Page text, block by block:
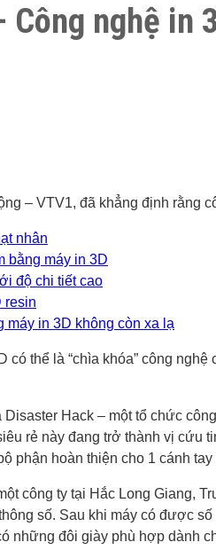
nghệ in
– VTV1, đã khẳng định rằng
nhân
bằng máy in 3D
độ chi tiết cao
resin
in 3D không còn xa lạ
có thể là “chìa khóa” công
Hack – một tổ chức
rẻ này đang trở thành vị cứu
phận hoàn thiện cho 1 cánh
công ty tại Hắc Long Giang,
số. Sau khi máy có được
những đôi giày phù hợp dành